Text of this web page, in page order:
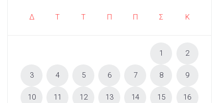
Δ Τ Τ Π Π Σ Κ
1 2
3 4 5 6 7 8 9
10 11 12 13 14 15 16